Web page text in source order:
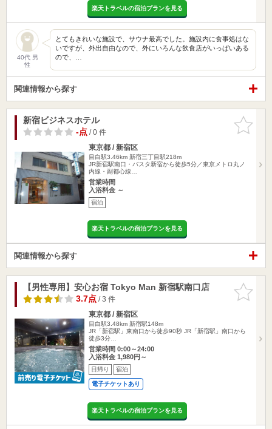
楽天トラベルの宿泊プランを見る
40代 男
性
とてもきれいな施設で、サウナ最高でした。施設内に食事処はな
いですが、外出自由なので、外にいろんな飲食店がいっぱいある
ので、…
関連情報から探す
お気に入
りに追加
新宿ビジネスホテル
-点/ 0 件
東京都 / 新宿区
目白駅3.46km 新宿三丁目駅218m
JR新宿駅南口・バスタ新宿から徒歩5分／東京メトロ丸ノ
内線・副都心線…
営業時間
入浴料金 ～
宿泊
楽天トラベルの宿泊プランを見る
関連情報から探す
お気に入
りに追加
【男性専用】安心お宿 Tokyo Man 新宿駅南口店
3.7点/ 3 件
東京都 / 新宿区
目白駅3.48km 新宿駅148m
JR「新宿駅」東南口から徒歩90秒 JR「新宿駅」南口から
徒歩3分…
営業時間 0:00～24:00
入浴料金 1,980円～
日帰り 宿泊
電子チケットあり
楽天トラベルの宿泊プランを見る